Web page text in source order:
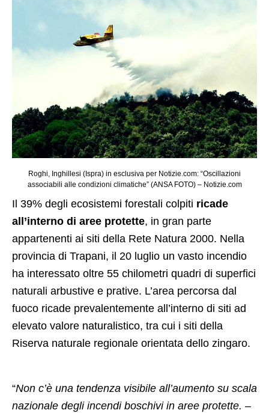
Roghi, Inghillesi (Ispra) in esclusiva per Notizie.com: “Oscillazioni
associabili alle condizioni climatiche” (ANSA FOTO) – Notizie.com
Il 39% degli ecosistemi forestali colpiti ricade
all’interno di aree protette, in gran parte
appartenenti ai siti della Rete Natura 2000. Nella
provincia di Trapani, il 20 luglio un vasto incendio
ha interessato oltre 55 chilometri quadri di superfici
naturali arbustive e prative. L’area percorsa dal
fuoco ricade prevalentemente all’interno di siti ad
elevato valore naturalistico, tra cui i siti della
Riserva naturale regionale orientata dello zingaro.
“Non c’è una tendenza visibile all’aumento su scala
nazionale degli incendi boschivi in aree protette. –